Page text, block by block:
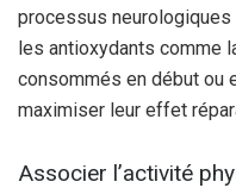
processus
les antioxydants comme
consommés en début ou
maximiser leur effet
Associer l’activité